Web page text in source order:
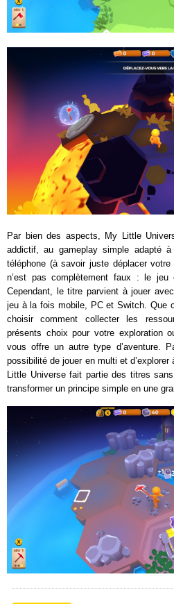
Par bien des aspects, My Little
addictif, au gameplay simple adapté
téléphone (à savoir juste déplacer
n’est pas complètement faux : le jeu
Cependant, le titre parvient à jouer
jeu à la fois mobile, PC et Switch. Que
choisir comment collecter les
présents choix pour votre exploration
vous offre un autre type d’aventure.
possibilité de jouer en multi et
Little Universe fait partie des titres
transformer un principe simple en une